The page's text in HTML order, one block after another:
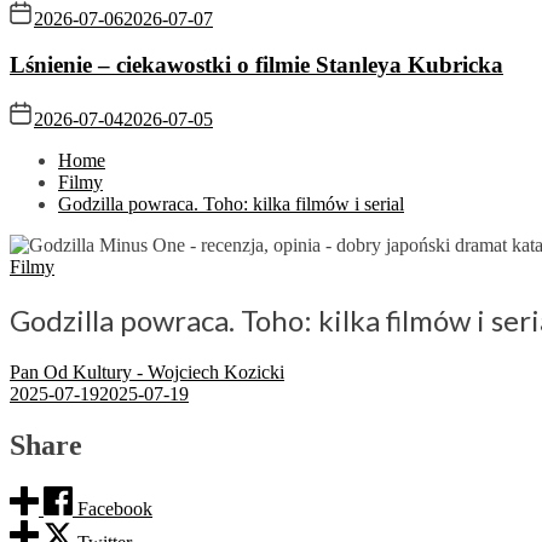
2026-07-062026-07-07
Lśnienie – ciekawostki o filmie Stanleya Kubricka
2026-07-042026-07-05
Home
Filmy
Godzilla powraca. Toho: kilka filmów i serial
Filmy
Godzilla powraca. Toho: kilka filmów i
Pan Od Kultury - Wojciech Kozicki
2025-07-192025-07-19
Share
Facebook